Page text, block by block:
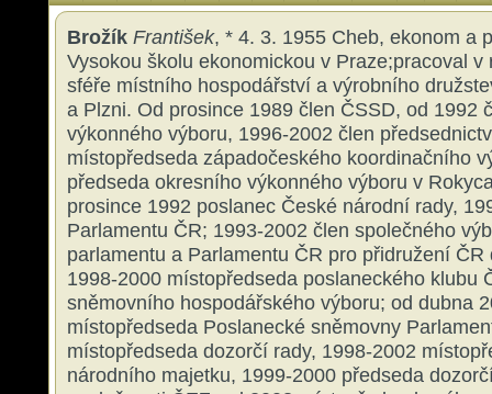
Brožík František, * 4. 3. 1955 Cheb, ekonom a
Vysokou školu ekonomickou v Praze;pracoval
sféře místního hospodářství a výrobního
a Plzni. Od prosince 1989 člen ČSSD, od 1992
výkonného výboru, 1996-2002 člen
místopředseda západočeského koordinačního
předseda okresního výkonného výboru v
prosince 1992 poslanec České národní rady,
Parlamentu ČR; 1993-2002 člen společného
parlamentu a Parlamentu ČR pro přidružení ČR
1998-2000 místopředseda poslaneckého klubu
sněmovního hospodářského výboru; od dubna
místopředseda Poslanecké sněmovny
místopředseda dozorčí rady, 1998-2002
národního majetku, 1999-2000 předseda